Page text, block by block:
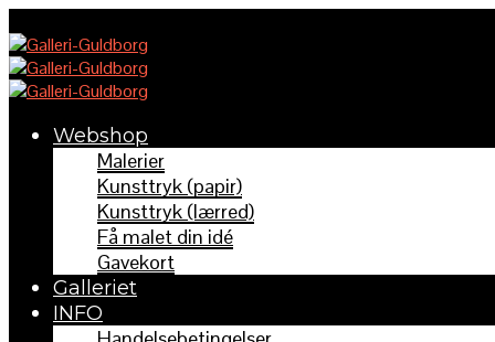
Webshop
Malerier
Kunsttryk (papir)
Kunsttryk (lærred)
Få malet din idé
Gavekort
Galleriet
INFO